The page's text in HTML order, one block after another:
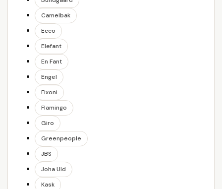
Camelbak
Ecco
Elefant
En Fant
Engel
Fixoni
Flamingo
Giro
Greenpeople
JBS
Joha Uld
Kask